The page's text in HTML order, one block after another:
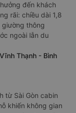
đến khách
rãi: chiều dài 1,8
giường thông
ngoài lẫn du
Thạnh - Bình
từ Sài Gòn cabin
khiến không gian